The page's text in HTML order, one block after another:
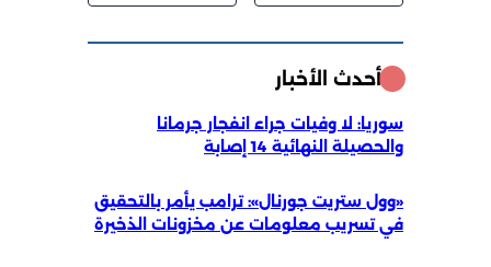
أحدث الأخبار
سوريا: لا وفيات جراء انفجار جرمانا
والحصيلة النهائية 14 إصابة
«وول ستريت جورنال»: ترامب يأمر بالتحقيق
في تسريب معلومات عن مخزونات الذخيرة